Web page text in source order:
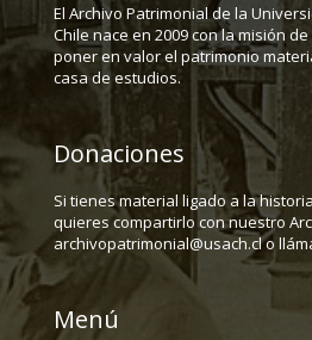
El Archivo Patrimonial de la
Chile nace en 2009 con la misión
poner en valor el patrimonio
casa de estudios.
Donaciones
Si tienes material ligado a la
quieres compartirlo con nuestro
archivopatrimonial@usach.cl o
Menú